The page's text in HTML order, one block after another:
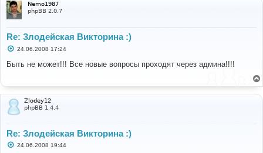
Nemo1987
phpBB 2.0.7
Re: Злодейская Викторина :)
С
о
б
е
24.06.2008 17:24
Быть не может!!! Все новые вопросы проходят через админа!!!!
Zlodey12
phpBB 1.4.4
Re: Злодейская Викторина :)
С24.06.2008 19:44